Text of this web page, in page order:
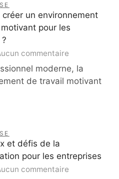
réussir
créer un environnement
pour les
commentaire
Comment
créer
un
les
employés
moderne, la
de travail motivant
et défis de la
pour les entreprises
commentaire